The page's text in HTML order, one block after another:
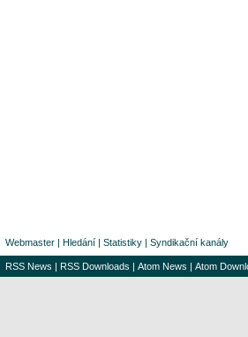
Webmaster | Hledání | Statistiky | Syndikační kanály
RSS News | RSS Downloads | Atom News | Atom